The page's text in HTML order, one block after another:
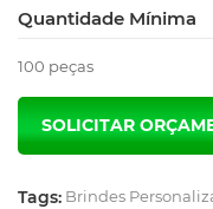
Quantidade Mínima
100 peças
Tags: Brindes